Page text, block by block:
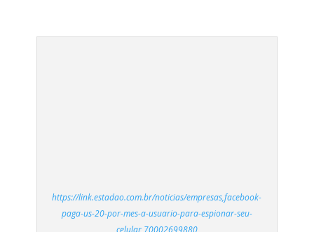
https://link.estadao.com.br/noticias/empresas,facebook-
paga-us-20-por-mes-a-usuario-para-espionar-seu-